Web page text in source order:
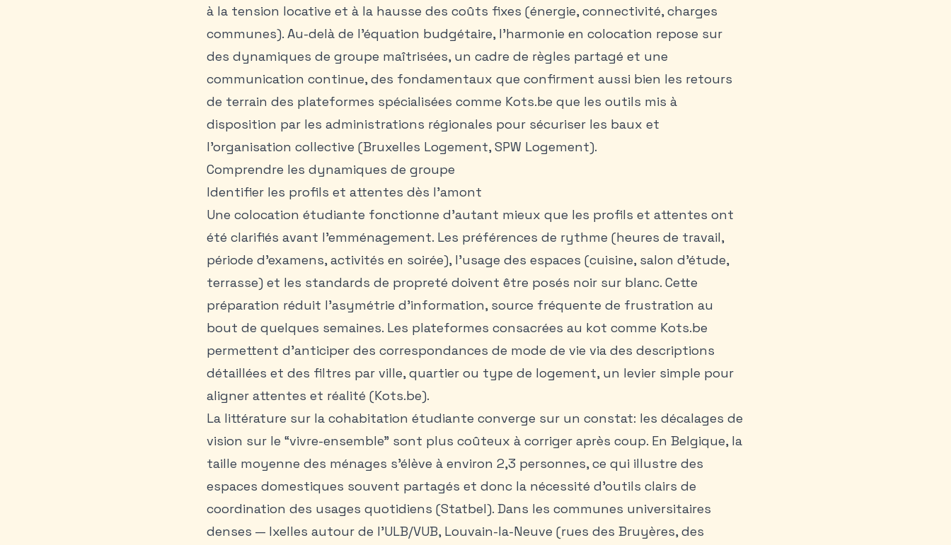
à la tension locative et à la hausse des coûts fixes (énergie, connectivité, charges
communes). Au-delà de l’équation budgétaire, l’harmonie en colocation repose sur
des dynamiques de groupe maîtrisées, un cadre de règles partagé et une
communication continue, des fondamentaux que confirment aussi bien les retours
de terrain des plateformes spécialisées comme Kots.be que les outils mis à
disposition par les administrations régionales pour sécuriser les baux et
l’organisation collective (Bruxelles Logement, SPW Logement).
Comprendre les dynamiques de groupe
Identifier les profils et attentes dès l’amont
Une colocation étudiante fonctionne d’autant mieux que les profils et attentes ont
été clarifiés avant l’emménagement. Les préférences de rythme (heures de travail,
période d’examens, activités en soirée), l’usage des espaces (cuisine, salon d’étude,
terrasse) et les standards de propreté doivent être posés noir sur blanc. Cette
préparation réduit l’asymétrie d’information, source fréquente de frustration au
bout de quelques semaines. Les plateformes consacrées au kot comme Kots.be
permettent d’anticiper des correspondances de mode de vie via des descriptions
détaillées et des filtres par ville, quartier ou type de logement, un levier simple pour
aligner attentes et réalité (Kots.be).
La littérature sur la cohabitation étudiante converge sur un constat: les décalages de
vision sur le “vivre-ensemble” sont plus coûteux à corriger après coup. En Belgique, la
taille moyenne des ménages s’élève à environ 2,3 personnes, ce qui illustre des
espaces domestiques souvent partagés et donc la nécessité d’outils clairs de
coordination des usages quotidiens (Statbel). Dans les communes universitaires
denses — Ixelles autour de l’ULB/VUB, Louvain-la-Neuve (rues des Bruyères, des